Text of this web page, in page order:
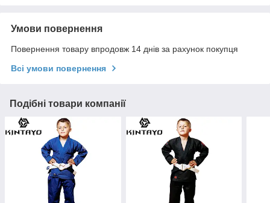
Умови повернення
Повернення товару впродовж 14 днів за рахунок покупця
Всі умови повернення
Подібні товари компанії